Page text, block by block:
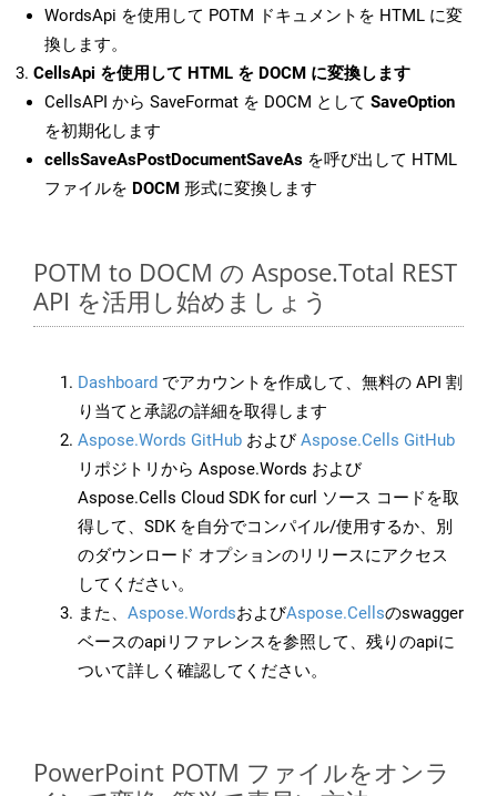
WordsApi を使用して POTM ドキュメントを HTML に変
換します。
CellsApi を使用して HTML を DOCM に変換します
CellsAPI から SaveFormat を DOCM として SaveOption
を初期化します
cellsSaveAsPostDocumentSaveAs を呼び出して HTML
ファイルを DOCM 形式に変換します
POTM to DOCM の Aspose.Total REST
API を活用し始めましょう
Dashboard でアカウントを作成して、無料の API 割
り当てと承認の詳細を取得します
Aspose.Words GitHub およびAspose.Cells GitHub
リポジトリから Aspose.Words および
Aspose.Cells Cloud SDK for curl ソース コードを取
得して、SDK を自分でコンパイル/使用するか、別
のダウンロード オプションのリリースにアクセス
してください。
また、 Aspose.WordsおよびAspose.Cellsのswagger
ベースのapiリファレンスを参照して、残りのapiに
ついて詳しく確認してください。
PowerPoint POTM ファイルをオンラ